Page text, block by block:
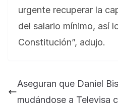
urgente recuperar la
del salario mínimo, así
Constitución”, adujo.
Aseguran que Daniel
mudándose a Televisa